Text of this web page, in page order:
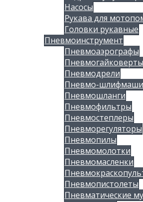
Насосы
Рукава для
Головки рукавные
Пневмоинструмент
Пневмоаэрографы
Пневмогайковерты
Пневмодрели
Пневмо-
Пневмошланги
Пневмофильтры
Пневмостеплеры
Пневморегуляторы
Пневмопилы
Пневмомолотки
Пневмомасленки
Пневмопистолеты
Пневматические